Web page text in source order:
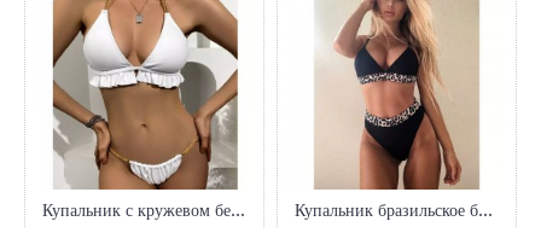
Купальник с кружевом белый
Купальник бразильское бикини